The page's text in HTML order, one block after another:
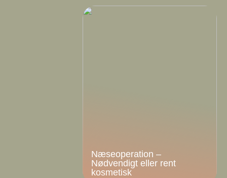
Næseoperation –
Nødvendigt eller rent
kosmetisk